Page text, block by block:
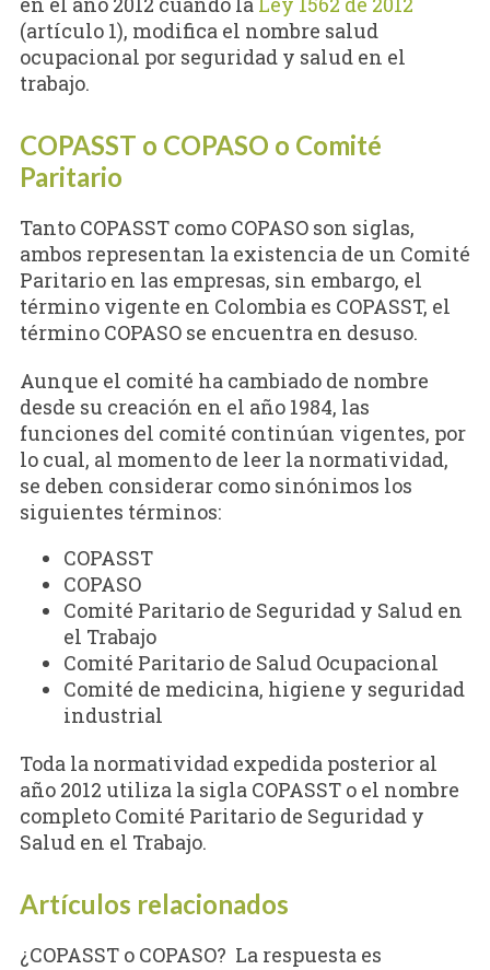
(artículo 1), modifica el nombre salud
ocupacional por seguridad y salud en el
trabajo.
COPASST o COPASO o Comité
Paritario
Tanto COPASST como COPASO son siglas,
ambos representan la existencia de un Comité
Paritario en las empresas, sin embargo, el
término vigente en Colombia es COPASST, el
término COPASO se encuentra en desuso.
Aunque el comité ha cambiado de nombre
desde su creación en el año 1984, las
funciones del comité continúan vigentes, por
lo cual, al momento de leer la normatividad,
se deben considerar como sinónimos los
siguientes términos:
COPASST
COPASO
Comité Paritario de Seguridad y Salud en
el Trabajo
Comité Paritario de Salud Ocupacional
Comité de medicina, higiene y seguridad
industrial
Toda la normatividad expedida posterior al
año 2012 utiliza la sigla COPASST o el nombre
completo Comité Paritario de Seguridad y
Salud en el Trabajo.
Artículos relacionados
¿COPASST o COPASO? La respuesta es